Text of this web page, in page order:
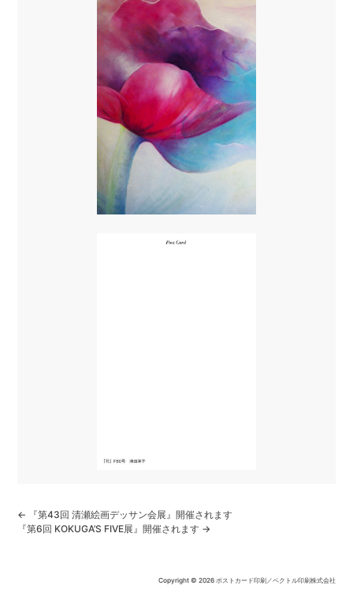
投
稿
← 『第43回 清瀬絵画デッサン会展』開催されます
『第6回 KOKUGA’S FIVE展』開催されます →
Copyright © 2026 ポストカード印刷／ベクトル印刷株式会社